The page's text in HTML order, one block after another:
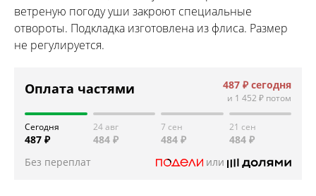
ветреную погоду уши закроют специальные
отвороты. Подкладка изготовлена из флиса. Размер
не регулируется.
Оплата частями 487 ₽ сегодня
и 1 452 ₽ потом
Сегодня
487 ₽
24 авг
484 ₽
7 сен
484 ₽
21 сен
484 ₽
Без переплат
или